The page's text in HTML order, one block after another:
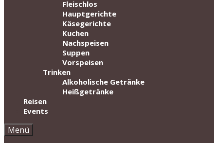
Fleischlos
Hauptgerichte
Käsegerichte
Kuchen
Nachspeisen
Suppen
Vorspeisen
Trinken
Alkoholische Getränke
Heißgetränke
Reisen
Events
Menü